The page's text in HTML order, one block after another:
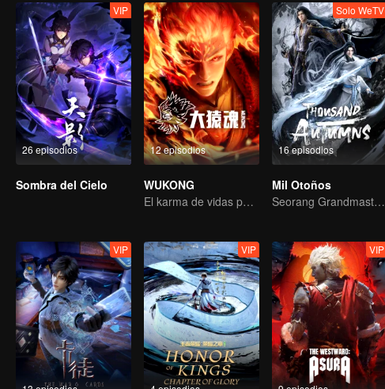
26 episodios
VIP
Sombra del Cielo
12 episodios
WUKONG
El karma de vidas pasadas está destinado a destrozar los cielos.
16 episodios
Solo WeTV
Mil Otoños
Seorang Grandmaster Berlatih Seni Bela Diri di Dunia Manusia
VIP VIP VIP